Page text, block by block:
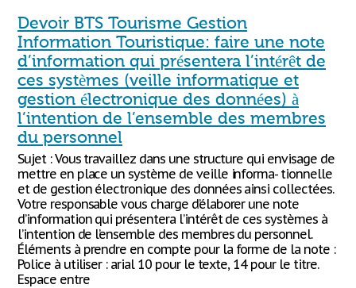
Devoir BTS Tourisme Gestion
Information Touristique: faire une note
d’information qui présentera l’intérêt de
ces systèmes (veille informatique et
gestion électronique des données) à
l’intention de l’ensemble des membres
du personnel
Sujet : Vous travaillez dans une structure qui envisage de
mettre en place un système de veille informa- tionnelle
et de gestion électronique des données ainsi collectées.
Votre responsable vous charge d’élaborer une note
d’information qui présentera l’intérêt de ces systèmes à
l’intention de l’ensemble des membres du personnel.
Éléments à prendre en compte pour la forme de la note :
Police à utiliser : arial 10 pour le texte, 14 pour le titre.
Espace entre